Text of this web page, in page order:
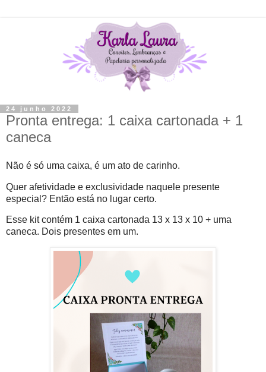
24 junho 2022
Pronta entrega: 1 caixa cartonada + 1
caneca
Não é só uma caixa, é um ato de carinho.
Quer afetividade e exclusividade naquele presente
especial? Então está no lugar certo.
Esse kit contém 1 caixa cartonada 13 x 13 x 10 + uma
caneca. Dois presentes em um.